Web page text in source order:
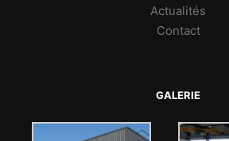
Actualités
Contact
GALERIE